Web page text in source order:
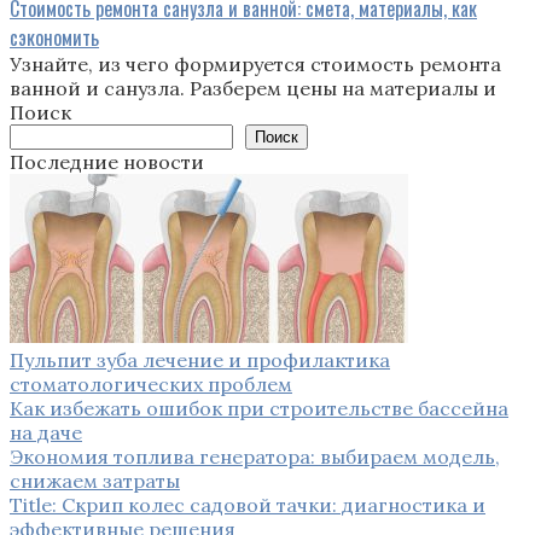
Стоимость ремонта санузла и ванной: смета, материалы, как
сэкономить
Узнайте, из чего формируется стоимость ремонта
ванной и санузла. Разберем цены на материалы и
Поиск
Поиск
Последние новости
Пульпит зуба лечение и профилактика
стоматологических проблем
Как избежать ошибок при строительстве бассейна
на даче
Экономия топлива генератора: выбираем модель,
снижаем затраты
Title: Скрип колес садовой тачки: диагностика и
эффективные решения